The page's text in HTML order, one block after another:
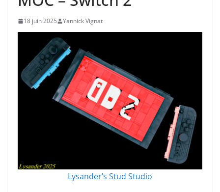
18 juin 2025 Yannick Vignat
Lysander’s Stud Studio